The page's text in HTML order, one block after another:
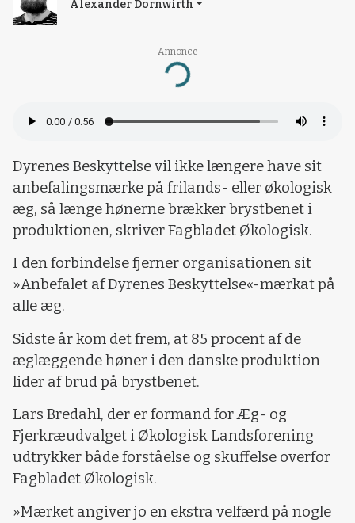
Annonce
Loading...
Alexander Dornwirth
Dyrenes Beskyttelse vil ikke længere have sit
anbefalingsmærke på frilands- eller økologisk
æg, så længe hønerne brækker brystbenet i
produktionen, skriver Fagbladet Økologisk.
I den forbindelse fjerner organisationen sit
»Anbefalet af Dyrenes Beskyttelse«-mærkat på
alle æg.
Sidste år kom det frem, at 85 procent af de
æglæggende høner i den danske produktion
lider af brud på brystbenet.
Lars Bredahl, der er formand for Æg- og
Fjerkræudvalget i Økologisk Landsforening
udtrykker både forståelse og skuffelse overfor
Fagbladet Økologisk.
»Mærket angiver jo en ekstra velfærd på nogle